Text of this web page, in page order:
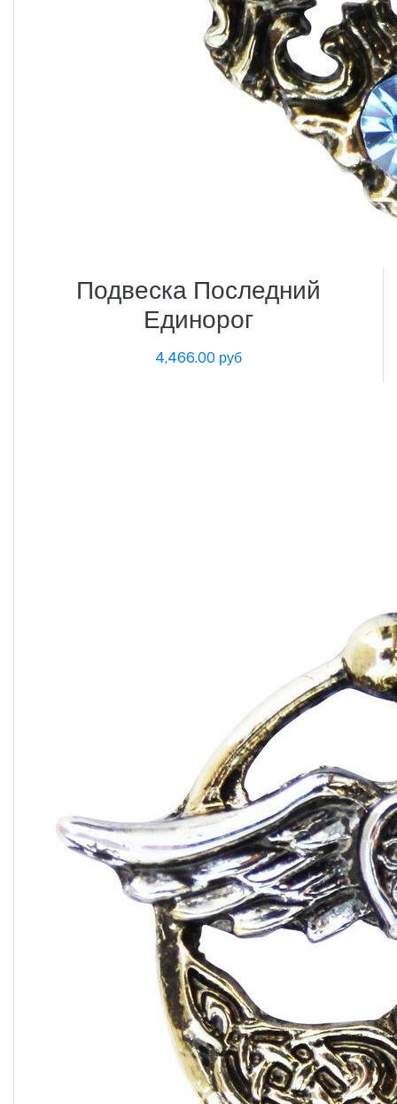
Подвеска Последний
Единорог
4,466.00 руб